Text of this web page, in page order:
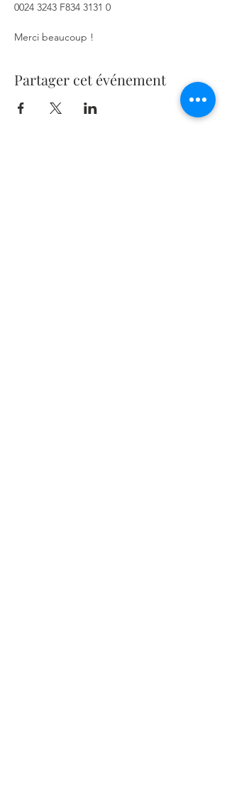
0024 3243 F834 3131 0
Merci beaucoup !
Partager cet événement